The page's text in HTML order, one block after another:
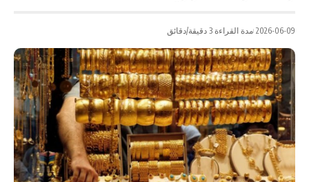
2026-06-09 مدة القراءة 3 دقيقة/دقائق